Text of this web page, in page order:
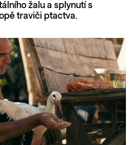
žalu a splynutí s
traviči ptactva.